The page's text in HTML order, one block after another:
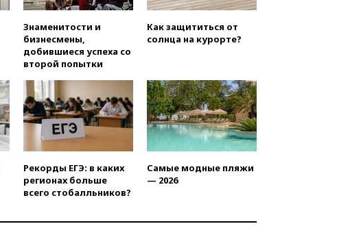
03:00
МИД РФ: попытки Запада
рассорить Россию и Казахстан
обречены на провал
02:00
химической безопасности
01:00
Трамп: США сами
нуждаются в дальнобойных
ракетах и системах Patriot
00:01
Трамп заявил о
арсенала США
вчера, 23:28
нежелательной организацией
Знаменитости и
бизнесмены,
добившиеся успеха со
второй попытки
Как защититься от
солнца на курорте?
Рекорды ЕГЭ: в каких
регионах больше
всего стобалльников?
Самые модные пляжи
— 2026